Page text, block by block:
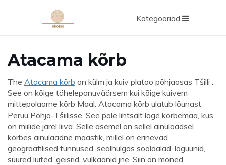
Kategooriad
Atacama kõrb
The Atacama kõrb on külm ja kuiv platoo põhjaosas Tšilli .
See on kõige tähelepanuväärsem kui kõige kuivem
mittepolaarne kõrb Maal. Atacama kõrb ulatub lõunast
Peruu Põhja-Tšiilisse. See pole lihtsalt lage kõrbemaa, kus
on miilide järel liiva. Selle asemel on sellel ainulaadsel
kõrbes ainulaadne maastik, millel on erinevad
geograafilised tunnused, sealhulgas soolaalad, laguunid,
suured luited, geisrid, vulkaanid jne. Siin on mõned